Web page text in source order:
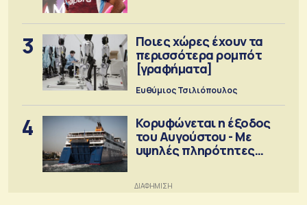
3
Ποιες χώρες έχουν τα
περισσότερα ρομπότ
[γραφήματα]
Ευθύμιος Τσιλιόπουλος
4
Κορυφώνεται η έξοδος
του Αυγούστου - Με
υψηλές πληρότητες